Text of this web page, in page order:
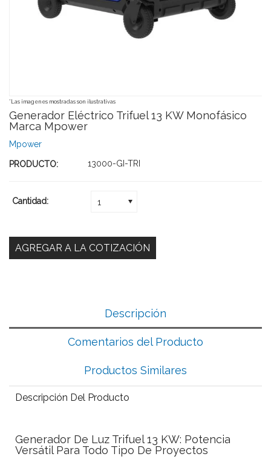
*Las imagenes mostradas son ilustrativas
Generador Eléctrico Trifuel 13 KW Monofásico
Marca Mpower
Mpower
PRODUCTO: 13000-GI-TRI
Cantidad: 1
Descripción
Comentarios del Producto
Productos Similares
Descripción Del Producto
Generador De Luz Trifuel 13 KW: Potencia
Versátil Para Todo Tipo De Proyectos